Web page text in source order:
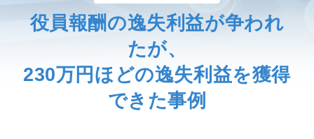
役員報酬の逸失利益が争われ
たが、
230万円ほどの逸失利益を獲得
できた事例